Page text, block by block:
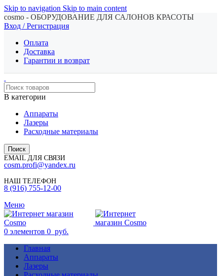
Skip to navigation Skip to main content
cosmo - ОБОРУДОВАНИЕ ДЛЯ САЛОНОВ КРАСОТЫ
Вход / Регистрация
Оплата
Доставка
Гарантии и возврат
В категории
Аппараты
Лазеры
Расходные материалы
Поиск
EMAIL ДЛЯ СВЯЗИ
cosm.profi@yandex.ru
НАШ ТЕЛЕФОН
8 (916) 755-12-00
Меню
0 элементов 0 руб.
Главная
Аппараты
Лазеры